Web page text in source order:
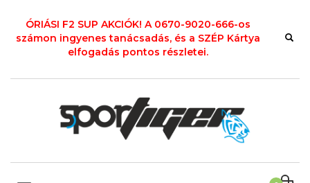
ÓRIÁSI F2 SUP AKCIÓK! A 0670-9020-666-os
számon ingyenes tanácsadás, és a SZÉP Kártya
elfogadás pontos részletei.